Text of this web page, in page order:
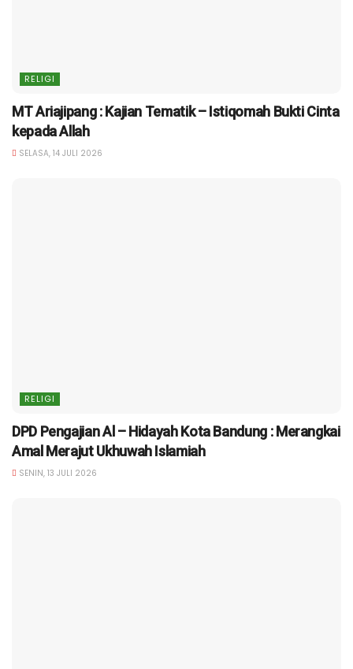
RELIGI
MT Ariajipang : Kajian Tematik – Istiqomah Bukti Cinta
kepada Allah
SELASA, 14 JULI 2026
RELIGI
DPD Pengajian Al – Hidayah Kota Bandung : Merangkai
Amal Merajut Ukhuwah Islamiah
SENIN, 13 JULI 2026